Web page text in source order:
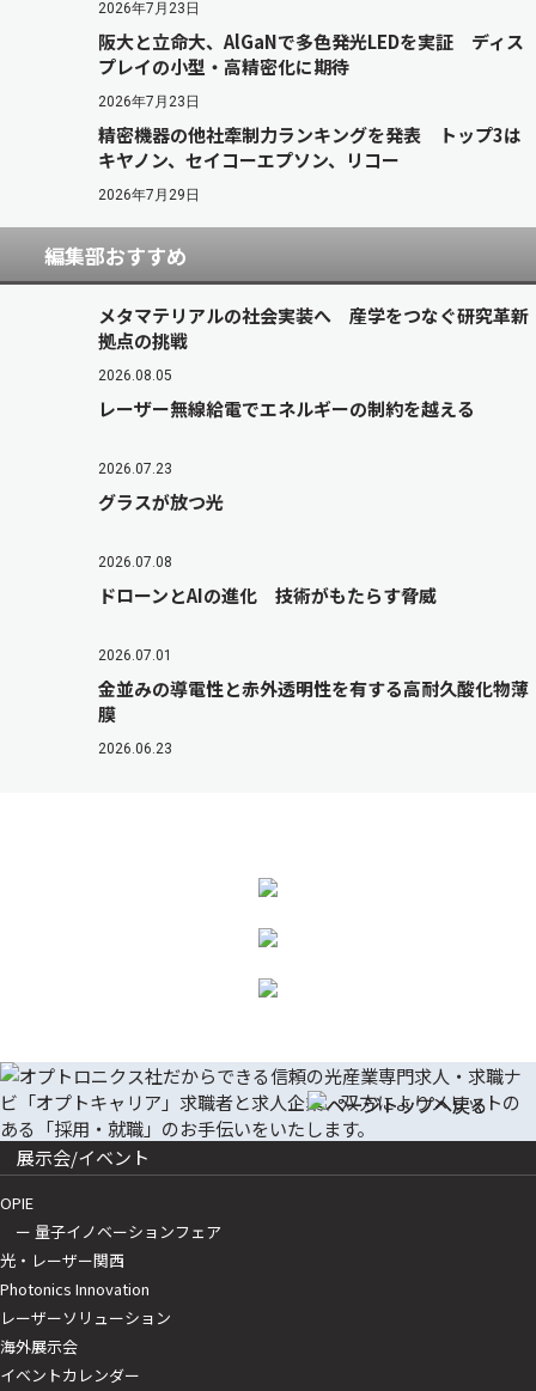
2026年7月23日
阪大と立命大、AlGaNで多色発光LEDを実証 ディス
プレイの小型・高精密化に期待
2026年7月23日
精密機器の他社牽制力ランキングを発表 トップ3は
キヤノン、セイコーエプソン、リコー
2026年7月29日
編集部おすすめ
メタマテリアルの社会実装へ 産学をつなぐ研究革新
拠点の挑戦
2026.08.05
レーザー無線給電でエネルギーの制約を越える
2026.07.23
グラスが放つ光
2026.07.08
ドローンとAIの進化 技術がもたらす脅威
2026.07.01
金並みの導電性と赤外透明性を有する高耐久酸化物薄
膜
2026.06.23
展示会/イベント
OPIE
ー 量子イノベーションフェア
光・レーザー関西
Photonics Innovation
レーザーソリューション
海外展示会
イベントカレンダー